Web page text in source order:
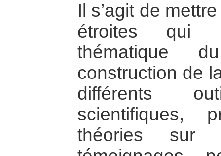
Il s’agit de
étroites qui
thématique
construction de
différents
scientifiques,
théories sur